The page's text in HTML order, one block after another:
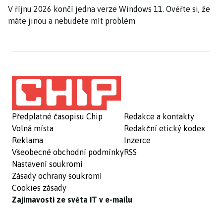
V říjnu 2026 končí jedna verze Windows 11. Ověřte si, že
máte jinou a nebudete mít problém
Předplatné časopisu Chip
Volná místa
Reklama
Všeobecné obchodní podmínky
Nastavení soukromí
Zásady ochrany soukromí
Cookies zásady
Redakce a kontakty
Redakční etický kodex
Inzerce
RSS
Zajímavosti ze světa IT v e-mailu